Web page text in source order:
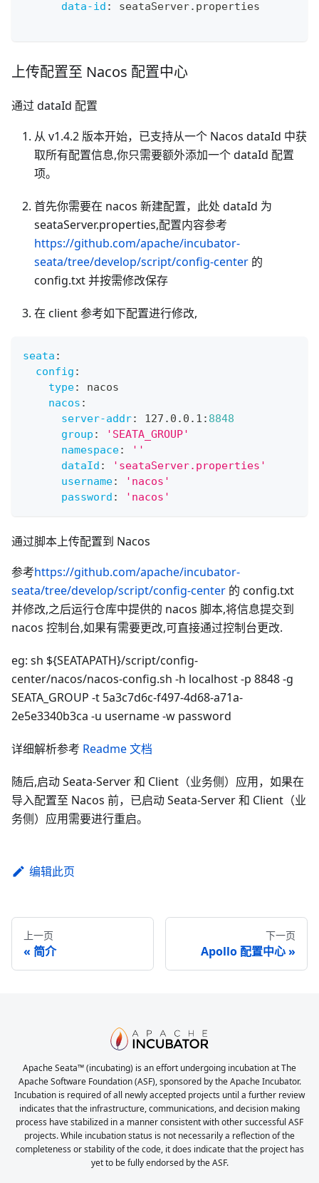
data-id : seataServer.properties
上传配置至 Nacos 配置中心
通过 dataId 配置
从 v1.4.2 版本开始，已支持从一个 Nacos dataId 中获
取所有配置信息,你只需要额外添加一个 dataId 配置
项。
首先你需要在 nacos 新建配置，此处 dataId 为
seataServer.properties,配置内容参考
https://github.com/apache/incubator-
seata/tree/develop/script/config-center 的
config.txt 并按需修改保存
在 client 参考如下配置进行修改,
seata :
config :
type:
nacos
nacos :
server-addr: 127.0.0.1 : 8848
group :
'SEATA_GROUP'
namespace:
''
dataId :
'seataServer.properties'
username:
'nacos'
password : 'nacos'
通过脚本上传配置到 Nacos
参考https://github.com/apache/incubator-
seata/tree/develop/script/config-center 的 config.txt
并修改,之后运行仓库中提供的 nacos 脚本,将信息提交到
nacos 控制台,如果有需要更改,可直接通过控制台更改.
eg: sh ${SEATAPATH}/script/config-
center/nacos/nacos-config.sh -h localhost -p 8848 -g
SEATA_GROUP -t 5a3c7d6c-f497-4d68-a71a-
2e5e3340b3ca -u username -w password
详细解析参考 Readme 文档
随后,启动 Seata-Server 和 Client（业务侧）应用，如果在
导入配置至 Nacos 前，已启动 Seata-Server 和 Client（业
务侧）应用需要进行重启。
编辑此页
上一页
简介
下一页
Apollo 配置中心
Apache Seata™ (incubating) is an effort undergoing incubation at The
Apache Software Foundation (ASF), sponsored by the Apache Incubator.
Incubation is required of all newly accepted projects until a further review
indicates that the infrastructure, communications, and decision making
process have stabilized in a manner consistent with other successful ASF
projects. While incubation status is not necessarily a reflection of the
completeness or stability of the code, it does indicate that the project has
yet to be fully endorsed by the ASF.